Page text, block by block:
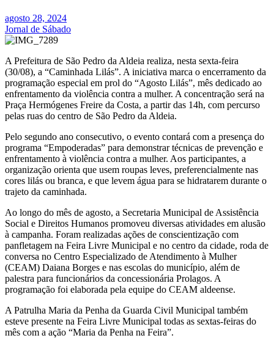
agosto 28, 2024
Jornal de Sábado
A Prefeitura de São Pedro da Aldeia realiza, nesta sexta-feira
(30/08), a “Caminhada Lilás”. A iniciativa marca o encerramento da
programação especial em prol do “Agosto Lilás”, mês dedicado ao
enfrentamento da violência contra a mulher. A concentração será na
Praça Hermógenes Freire da Costa, a partir das 14h, com percurso
pelas ruas do centro de São Pedro da Aldeia.
Pelo segundo ano consecutivo, o evento contará com a presença do
programa “Empoderadas” para demonstrar técnicas de prevenção e
enfrentamento à violência contra a mulher. Aos participantes, a
organização orienta que usem roupas leves, preferencialmente nas
cores lilás ou branca, e que levem água para se hidratarem durante o
trajeto da caminhada.
Ao longo do mês de agosto, a Secretaria Municipal de Assistência
Social e Direitos Humanos promoveu diversas atividades em alusão
à campanha. Foram realizadas ações de conscientização com
panfletagem na Feira Livre Municipal e no centro da cidade, roda de
conversa no Centro Especializado de Atendimento à Mulher
(CEAM) Daiana Borges e nas escolas do município, além de
palestra para funcionários da concessionária Prolagos. A
programação foi elaborada pela equipe do CEAM aldeense.
A Patrulha Maria da Penha da Guarda Civil Municipal também
esteve presente na Feira Livre Municipal todas as sextas-feiras do
mês com a ação “Maria da Penha na Feira”.